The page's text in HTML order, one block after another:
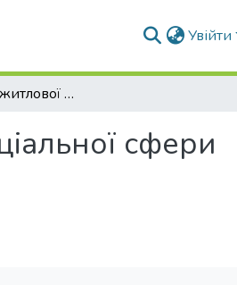
Увійти
Проектування житлової будівлі для працівників соціальної сфери на 32 квартири в смт. Княжичі, Київської обл.
сфери